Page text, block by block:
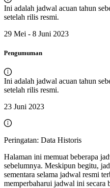
Ini adalah jadwal acuan tahun
setelah rilis resmi.
29 Mei - 8 Juni 2023
Pengumuman
Ini adalah jadwal acuan tahun
setelah rilis resmi.
23 Juni 2023
Peringatan: Data Historis
Halaman ini memuat beberapa
sebelumnya. Meskipun begitu,
sementara selama jadwal resmi
memperbaharui jadwal ini secara